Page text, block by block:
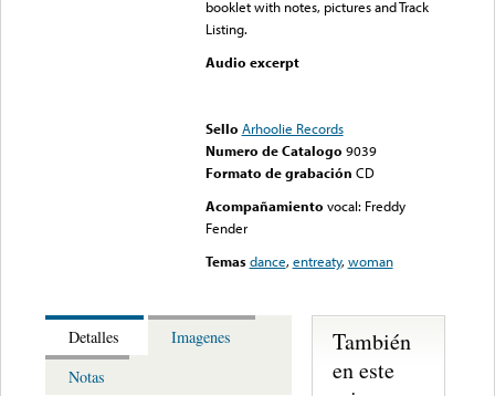
booklet with notes, pictures and Track
Listing.
Audio excerpt
Sello Arhoolie Records
Numero de Catalogo 9039
Formato de grabación CD
Acompañamiento vocal: Freddy
Fender
Temas dance,entreaty,woman
Detalles
Imagenes
Notas
También
en este